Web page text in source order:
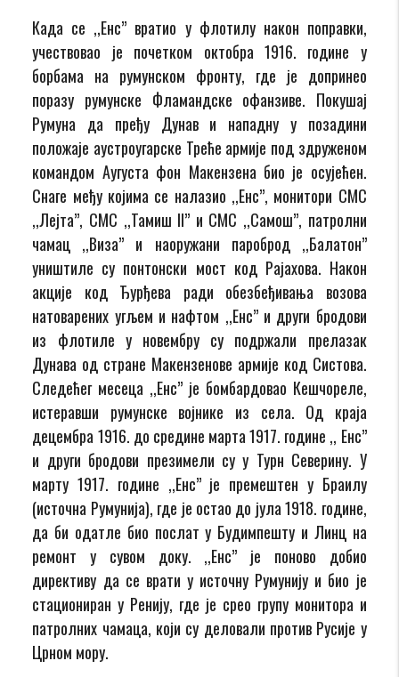
Када се ,,Енс” вратио у флотилу након поправки,
учествовао је почетком октобра 1916. године у
борбама на румунском фронту, где је допринео
поразу румунске Фламандске офанзиве. Покушај
Румуна да пређу Дунав и нападну у позадини
положаје аустроугарске Треће армије под здруженом
командом Аугуста фон Макензена био је осујећен.
Снаге међу којима се налазио ,,Енс”, монитори СМС
,,Лејта”, СМС ,,Тамиш II” и СМС ,,Самош”, патролни
чамац ,,Виза” и наоружани пароброд ,,Балатон”
уништиле су понтонски мост код Рајахова. Након
акције код Ђурђева ради обезбеђивања возова
натоварених угљем и нафтом ,,Енс” и други бродови
из флотиле у новембру су подржали прелазак
Дунава од стране Макензенове армије код Систова.
Следећег месеца ,,Енс” је бомбардовао Кешчореле,
истеравши румунске војнике из села. Од краја
децембра 1916. до средине марта 1917. године ,, Енс”
и други бродови презимели су у Турн Северину. У
марту 1917. године ,,Енс” је премештен у Браилу
(источна Румунија), где је остао до јула 1918. године,
да би одатле био послат у Будимпешту и Линц на
ремонт у сувом доку. ,,Енс” је поново добио
директиву да се врати у источну Румунију и био је
стациониран у Ренију, где је срео групу монитора и
патролних чамаца, који су деловали против Русије у
Црном мору.